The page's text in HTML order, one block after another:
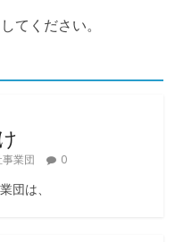
してください。
業団 0
団は、